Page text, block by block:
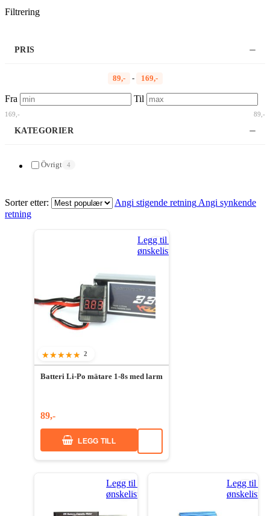
Sorter etter: Angi stigende retning Angi synkende
retning
Legg til i
ønskeliste
90%
2
Batteri Li-Po mätare 1-8s med larm
89,-
LEGG TILL
Legg til i
ønskeliste
Legg til i
ønskeliste
Filtrering
PRIS
89,- - 169,-
Fra Til
169,- 89,-
KATEGORIER
Övrigt 4